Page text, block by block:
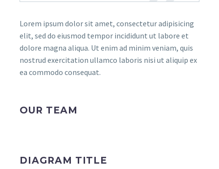
Lorem ipsum dolor sit amet, consectetur adipisicing
elit, sed do eiusmod tempor incididunt ut labore et
dolore magna aliqua. Ut enim ad minim veniam, quis
nostrud exercitation ullamco laboris nisi ut aliquip ex
ea commodo consequat.
OUR TEAM
DIAGRAM TITLE